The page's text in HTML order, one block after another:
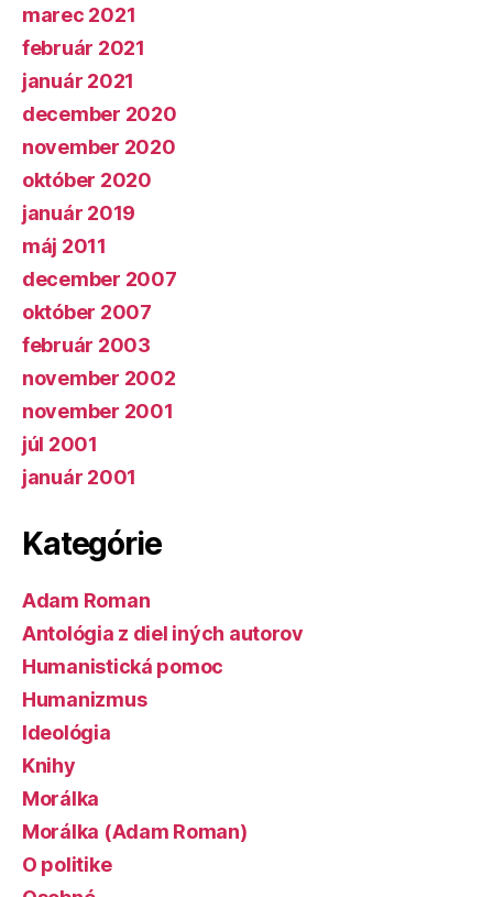
marec 2021
február 2021
január 2021
december 2020
november 2020
október 2020
január 2019
máj 2011
december 2007
október 2007
február 2003
november 2002
november 2001
júl 2001
január 2001
Kategórie
Adam Roman
Antológia z diel iných autorov
Humanistická pomoc
Humanizmus
Ideológia
Knihy
Morálka
Morálka (Adam Roman)
O politike